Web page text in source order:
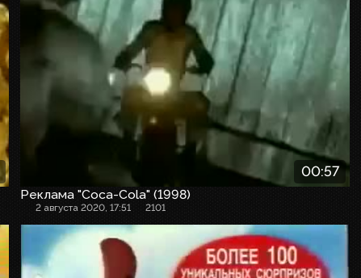
00:57
Реклама "Coca-Cola" (1998)
2 августа 2020, 17:51 2101
Рекламный ролик